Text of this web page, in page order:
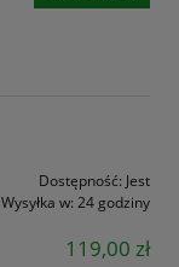
Dostępność: Jest
Wysyłka w: 24 godziny
119,00 zł